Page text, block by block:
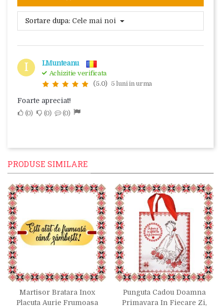
Sortare dupa: Cele mai noi
I I.Munteanu
Achizitie verificata
(5.0) 5 luni in urma
Foarte apreciat!
0 0 0
PRODUSE SIMILARE
Martisor Bratara Inox
Placuta Aurie Frumoasa
Punguta Cadou Doamna
Primavara In Fiecare Zi,